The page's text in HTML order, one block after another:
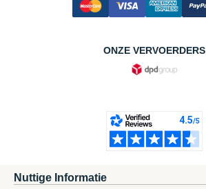
ONZE VERVOERDERS
Nuttige Informatie